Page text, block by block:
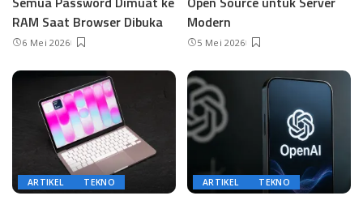
RAM Saat Browser Dibuka
6 Mei 2026
Modern
5 Mei 2026
ARTIKEL TEKNO ARTIKEL TEKNO